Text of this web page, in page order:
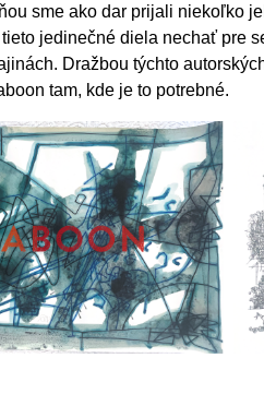
sme ako dar prijali niekoľko
jedinečné diela nechať pre
Dražbou týchto
tam, kde je to potrebné.